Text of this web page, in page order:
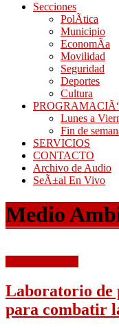
Secciones
PolÃ­tica
Municipio
EconomÃ­a
Movilidad
Seguridad
Deportes
Cultura
Lunes a
Fin de
SERVICIOS
CONTACTO
Archivo de Audio
SeÃ±al En Vivo
Medio
Laboratorio de
para combatir